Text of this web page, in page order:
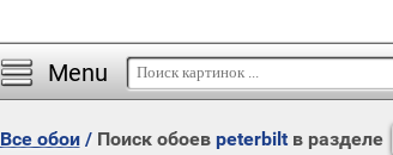
Menu
Все обои/ Поиск обоев peterbiltв разделе